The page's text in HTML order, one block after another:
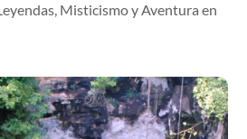
Misticismo y Aventura en